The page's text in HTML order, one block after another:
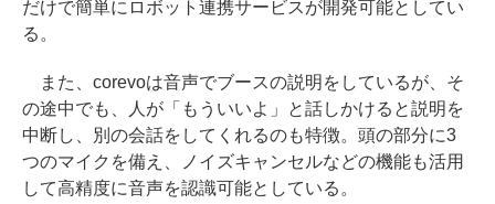
だけで簡単にロボット連携サービスが開発可能としてい
る。
また、corevoは音声でブースの説明をしているが、そ
の途中でも、人が「もういいよ」と話しかけると説明を
中断し、別の会話をしてくれるのも特徴。頭の部分に3
つのマイクを備え、ノイズキャンセルなどの機能も活用
して高精度に音声を認識可能としている。